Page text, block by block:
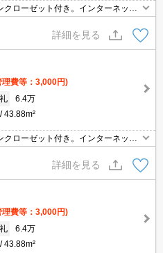
ローゼット付き。インターネット
詳細を見る
理費等：3,000円)
礼
6.4万
43.88m²
ローゼット付き。インターネット
詳細を見る
理費等：3,000円)
礼
6.4万
43.88m²